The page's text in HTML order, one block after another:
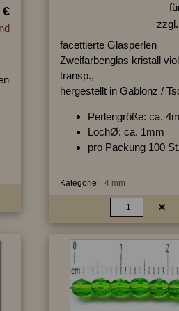
€
zzgl.
facettierte Glasperlen
Zweifarbenglas kristall
transp.,
hergestellt in Gablonz /
Perlengröße: ca.
LochØ: ca. 1mm
pro Packung 100 St.
Kategorie: 4 mm